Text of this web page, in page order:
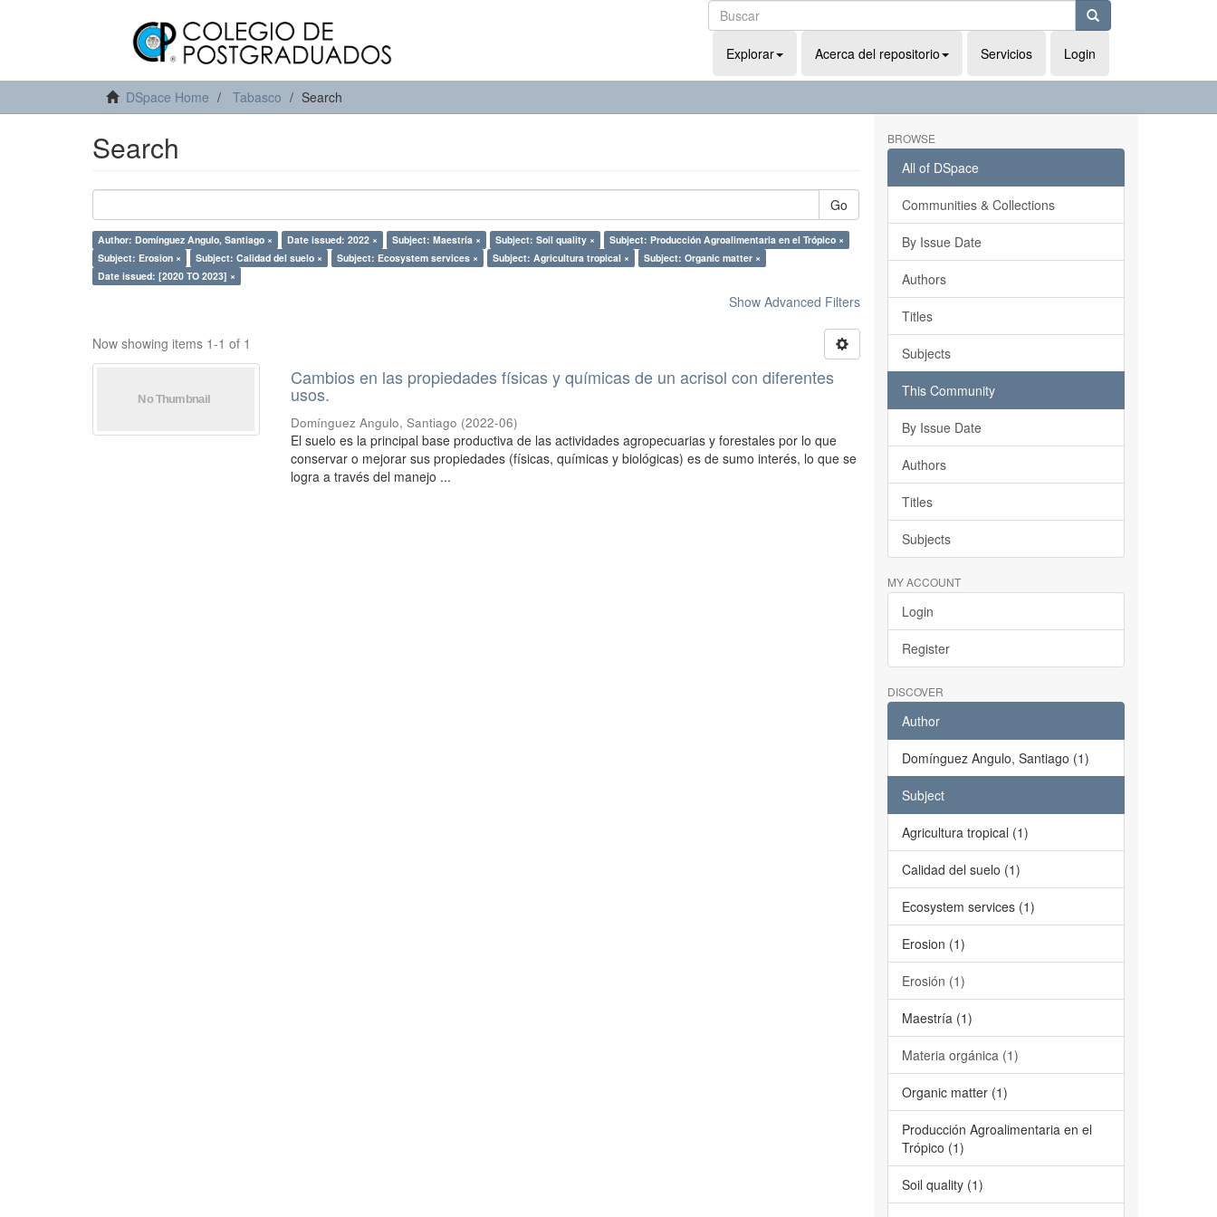
Explorar Acerca del repositorio Servicios Login
DSpace Home Tabasco Search
Search
Go
Author: Domínguez Angulo, Santiago × Date issued: 2022 × Subject: Maestría × Subject: Soil quality ×
Subject: Producción Agroalimentaria en el Trópico ×
Subject: Erosion ×
Subject: Calidad del suelo × Subject: Ecosystem services × Subject: Agricultura tropical ×
Subject: Organic matter ×
Date issued: [2020 TO 2023] ×
Show Advanced Filters
Now showing items 1-1 of 1
Cambios en las propiedades físicas y químicas de un acrisol con diferentes
usos.
Domínguez Angulo, Santiago (2022-06)
El suelo es la principal base productiva de las actividades agropecuarias y forestales por lo que
conservar o mejorar sus propiedades (físicas, químicas y biológicas) es de sumo interés, lo que se
logra a través del manejo ...
BROWSE
All of DSpace
Communities & Collections
By Issue Date
Authors
Titles
Subjects
This Community
By Issue Date
Authors
Titles
Subjects
MY ACCOUNT
Login
Register
DISCOVER
Author
Domínguez Angulo, Santiago (1)
Subject
Agricultura tropical (1)
Calidad del suelo (1)
Ecosystem services (1)
Erosion (1)
Erosión (1)
Maestría (1)
Materia orgánica (1)
Organic matter (1)
Producción Agroalimentaria en el
Trópico (1)
Soil quality (1)